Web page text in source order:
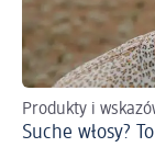
Produkty i
Suche włosy?